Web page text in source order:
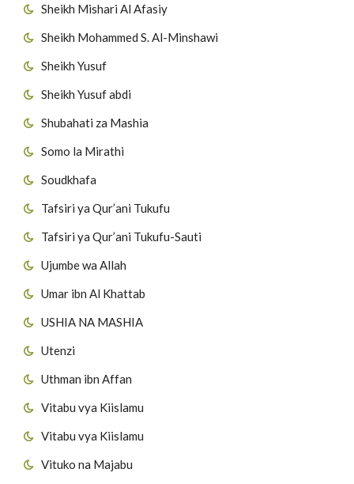
Sheikh Mishari Al Afasiy
Sheikh Mohammed S. Al-Minshawi
Sheikh Yusuf
Sheikh Yusuf abdi
Shubahati za Mashia
Somo la Mirathi
Soudkhafa
Tafsiri ya Qur’ani Tukufu
Tafsiri ya Qur’ani Tukufu-Sauti
Ujumbe wa Allah
Umar ibn Al Khattab
USHIA NA MASHIA
Utenzi
Uthman ibn Affan
Vitabu vya Kiislamu
Vitabu vya Kiislamu
Vituko na Majabu